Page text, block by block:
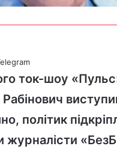
ток-шоу
політик
журналісти